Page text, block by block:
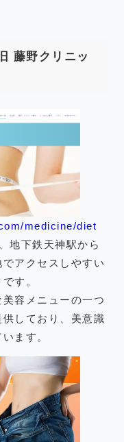
藤野クリニッ
medicine/diet
地下鉄天神駅から
アクセスしやすい
す。
容メニューの一つ
しており、美意識
ます。